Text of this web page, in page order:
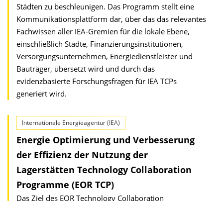
Städten zu beschleunigen. Das Programm stellt eine
Kommunikationsplattform dar, über das das relevantes
Fachwissen aller IEA-Gremien für die lokale Ebene,
einschließlich Städte, Finanzierungsinstitutionen,
Versorgungsunternehmen, Energiedienstleister und
Bauträger, übersetzt wird und durch das
evidenzbasierte Forschungsfragen für IEA TCPs
generiert wird.
Internationale Energieagentur (IEA)
Energie Optimierung und Verbesserung
der Effizienz der Nutzung der
Lagerstätten Technology Collaboration
Programme (EOR TCP)
Das Ziel des EOR Technology Collaboration